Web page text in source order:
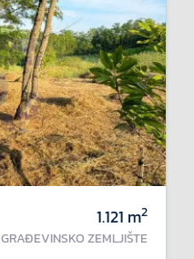
1.121 m2
GRAĐEVINSKO ZEMLJIŠTE